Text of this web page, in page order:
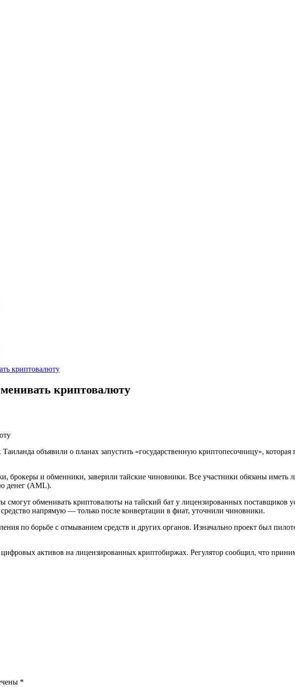
криптовалюту
криптовалюту
объявили о планах запустить «государственную криптопесочницу», которая
брокеры и обменники, заверили тайские чиновники. Все участники обязаны иметь
денег (AML).
смогут обменивать криптовалюты на тайский бат у лицензированных поставщиков
напрямую — только после конвертации в фиат, уточнили чиновники.
по борьбе с отмыванием средств и других органов. Изначально проект был
активов на лицензированных криптобиржах. Регулятор сообщил, что
*